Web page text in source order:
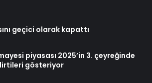
geçici olarak kapattı
piyasası 2025’in 3. çeyreğinde
gösteriyor